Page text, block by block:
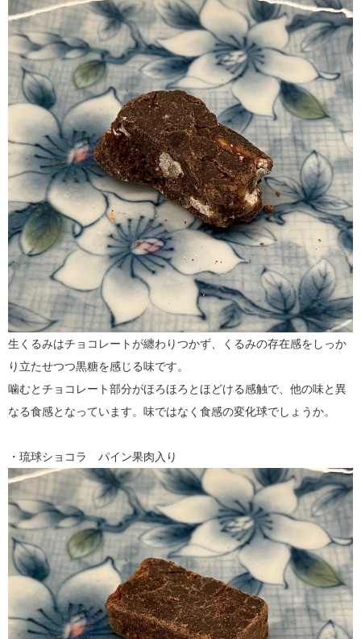
生くるみはチョコレートが纏わりつかず、くるみの存在感をしっか
り立たせつつ黒糖を感じる味です。
噛むとチョコレート部分がほろほろとほどける感触で、他の味と異
なる食感となっています。味ではなく食感の変化球でしょうか。
・琉球ショコラ パイン果肉入り